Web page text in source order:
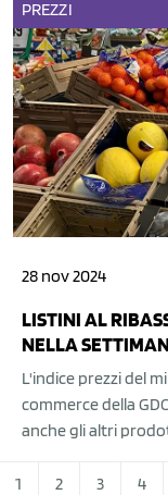
PREZZI
28 nov 2024
LISTINI AL
NELLA
L'indice prezzi del
commerce della
anche gli altri
1 2 3 4